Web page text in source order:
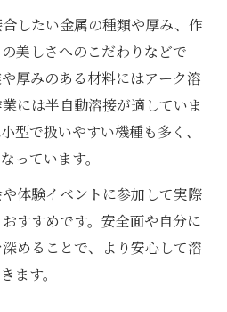
したい金属の種類や厚み、作
美しさへのこだわりなどで
厚みのある材料にはアーク溶
には半自動溶接が適していま
型で扱いやすい機種も多く、
っています。
体験イベントに参加して実際
すすめです。安全面や自分に
めることで、より安心して溶
ます。